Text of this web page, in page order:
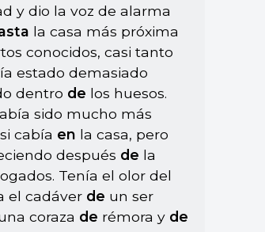
y dio la voz de alarma
la casa más próxima
conocidos, casi tanto
estado demasiado
dentro de los huesos.
sido mucho más
cabía en la casa, pero
después de la
Tenía el olor del
el cadáver de un ser
coraza de rémora y de